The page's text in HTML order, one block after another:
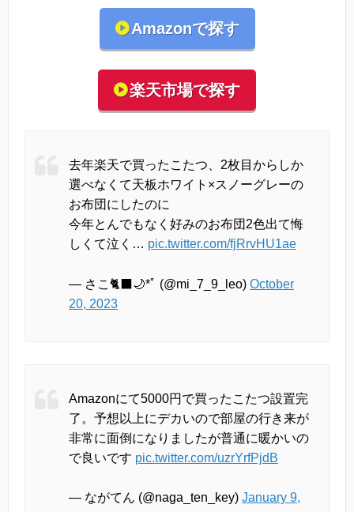
Amazonで探す
楽天市場で探す
去年楽天で買ったこたつ、2枚目からしか
選べなくて天板ホワイト×スノーグレーの
お布団にしたのに
今年とんでもなく好みのお布団2色出て悔
しくて泣く… pic.twitter.com/fjRrvHU1ae
— さこ🐈‍⬛🌙*ﾟ (@mi_7_9_leo) October
20, 2023
Amazonにて5000円で買ったこたつ設置完
了。予想以上にデカいので部屋の行き来が
非常に面倒になりましたが普通に暖かいの
で良いです pic.twitter.com/uzrYrfPjdB
— ながてん (@naga_ten_key) January 9,